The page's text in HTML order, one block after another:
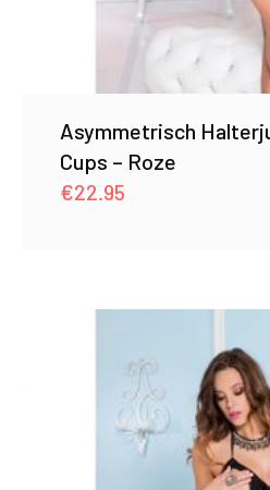
Asymmetrisch
Cups – Roze
€22.95